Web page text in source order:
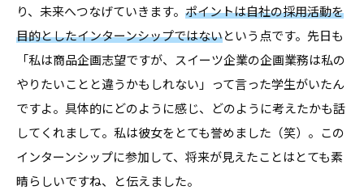
り、未来へつなげていきます。 ポイントは自社の採用活動を
目的としたインターンシップではないという点です。先日も
「私は商品企画志望ですが、スイーツ企業の企画業務は私の
やりたいことと違うかもしれない」って言った学生がいたん
ですよ。具体的にどのように感じ、どのように考えたかも話
してくれまして。私は彼女をとても誉めました（笑）。この
インターンシップに参加して、将来が見えたことはとても素
晴らしいですね、と伝えました。